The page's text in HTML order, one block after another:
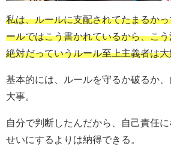
私は、ルールに支配されてたまるか
ールではこう書かれているから、こ
絶対だっていうルール至上主義者は
基本的には、ルールを守るか破るか
大事。
自分で判断したんだから、自己責任
せいにするよりは納得できる。